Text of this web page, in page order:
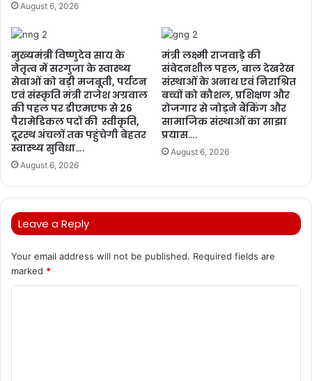
August 6, 2026
मुख्यमंत्री विष्णुदेव साय के
नेतृत्व में सरगुजा के स्वास्थ्य
सेवाओं को बड़ी मजबूती, पर्यटन
एवं संस्कृति मंत्री राजेश अग्रवाल
की पहल पर डीएमएफ से 26
पैरामेडिकल पदों की स्वीकृति,
दूरस्थ अंचलों तक पहुंचेगी बेहतर
स्वास्थ्य सुविधा….
August 6, 2026
मंत्री लक्ष्मी राजवाड़े की
संवेदनशील पहल, बाल देखरेख
संस्थाओं के अनाथ एवं निराश्रित
बच्चों को कौशल, प्रशिक्षण और
रोजगार से जोड़ने बैंकिंग और
सामाजिक संस्थाओं का साझा
प्रयास….
August 6, 2026
Leave a Reply
Your email address will not be published. Required fields are
marked *